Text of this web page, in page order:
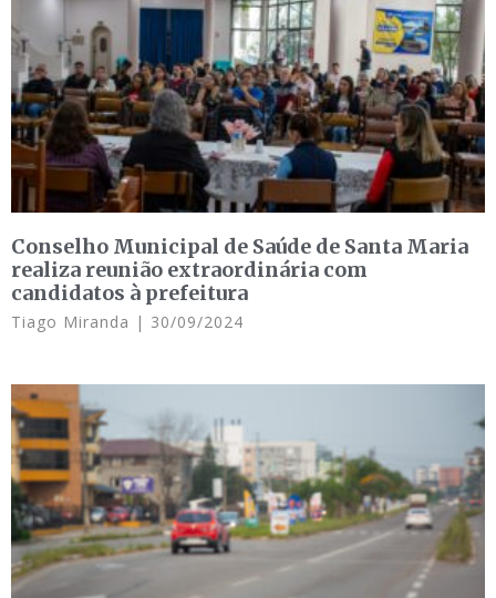
Conselho Municipal de Saúde de Santa Maria
realiza reunião extraordinária com
candidatos à prefeitura
Tiago Miranda 30/09/2024